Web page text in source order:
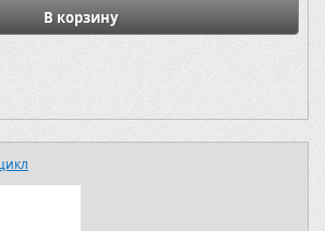
В корзину